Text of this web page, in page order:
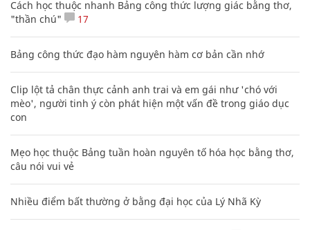
Cách học thuộc nhanh Bảng công thức lượng giác bằng thơ,
"thần chú"
17
Bảng công thức đạo hàm nguyên hàm cơ bản cần nhớ
Clip lột tả chân thực cảnh anh trai và em gái như 'chó với
mèo', người tinh ý còn phát hiện một vấn đề trong giáo dục
con
Mẹo học thuộc Bảng tuần hoàn nguyên tố hóa học bằng thơ,
câu nói vui vẻ
Nhiều điểm bất thường ở bằng đại học của Lý Nhã Kỳ